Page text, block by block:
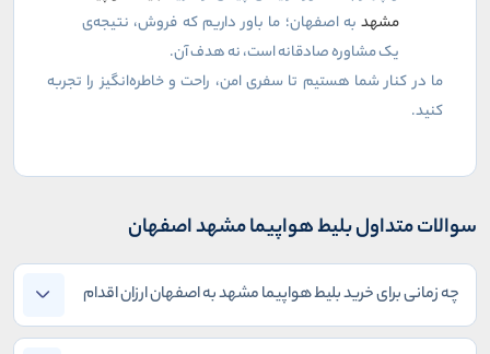
مشهد به اصفهان؛ ما باور داریم که فروش، نتیجه‌ی
یک مشاوره صادقانه است، نه هدف آن.
ما در کنار شما هستیم تا سفری امن، راحت و خاطره‌انگیز را تجربه
کنید.
سوالات متداول بلیط هواپیما مشهد اصفهان
چه زمانی برای خرید بلیط هواپیما مشهد به اصفهان ارزان اقدام
کنیم؟